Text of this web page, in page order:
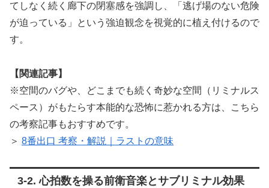
てしなく続く廊下の閉塞感を強調し、「逃げ場のない危険
が迫っている」という強迫観念を視覚的に植え付けるので
す。
【関連記事】
※空間のバグや、どこまでも続く奇妙な空間（リミナルス
ペース）がもたらす本能的な恐怖に惹かれる方は、こちら
の考察記事もおすすめです。
＞ 8番出口 考察・解説｜ラストの意味
3-2. 心拍数を操る前衛音楽とサブリミナル効果